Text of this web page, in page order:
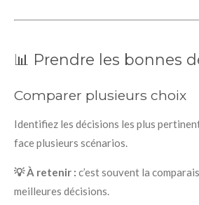
📊 Prendre les bonnes
Comparer plusieurs choix
Identifiez les décisions les plus
face plusieurs scénarios.
💡 À retenir : c’est souvent la
meilleures décisions.